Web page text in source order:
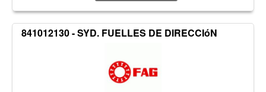
841012130 - SYD. FUELLES DE DIRECCIóN